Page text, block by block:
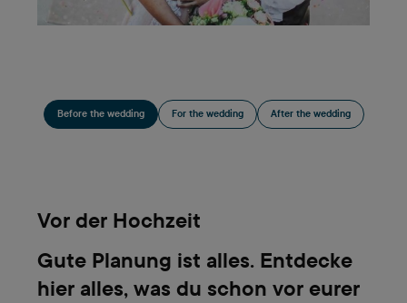
Before the wedding For the wedding After the wedding
Vor der Hochzeit
Gute Planung ist alles. Entdecke
hier alles, was du schon vor eurer